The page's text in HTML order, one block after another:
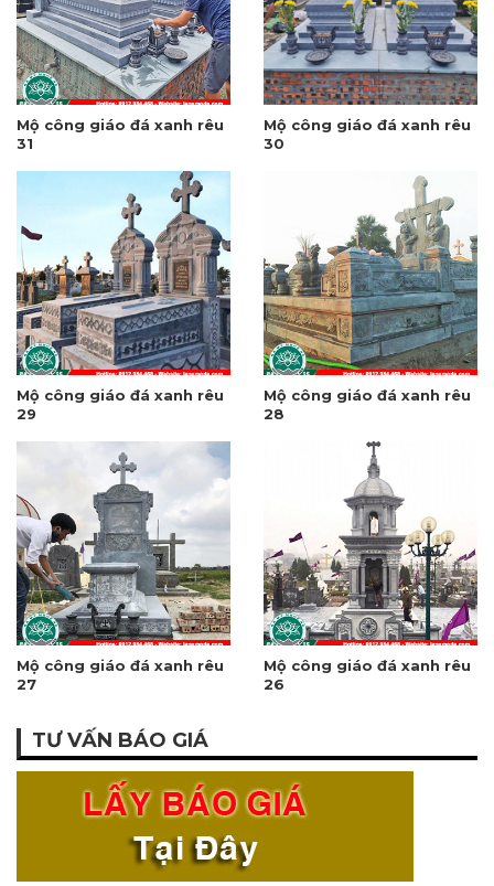
Mộ công giáo đá xanh rêu
31
Mộ công giáo đá xanh rêu
30
Mộ công giáo đá xanh rêu
29
Mộ công giáo đá xanh rêu
28
Mộ công giáo đá xanh rêu
27
Mộ công giáo đá xanh rêu
26
TƯ VẤN BÁO GIÁ